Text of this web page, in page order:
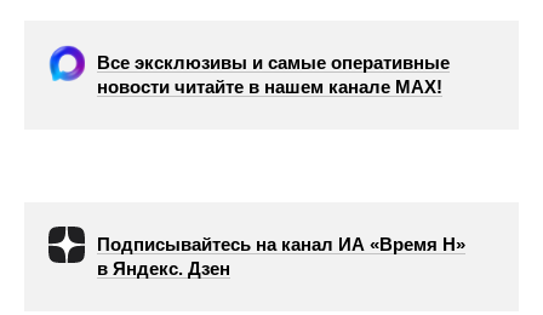
Все эксклюзивы и самые оперативные
новости читайте в нашем канале МАХ!
Подписывайтесь на канал ИА «Время Н»
в Яндекс. Дзен